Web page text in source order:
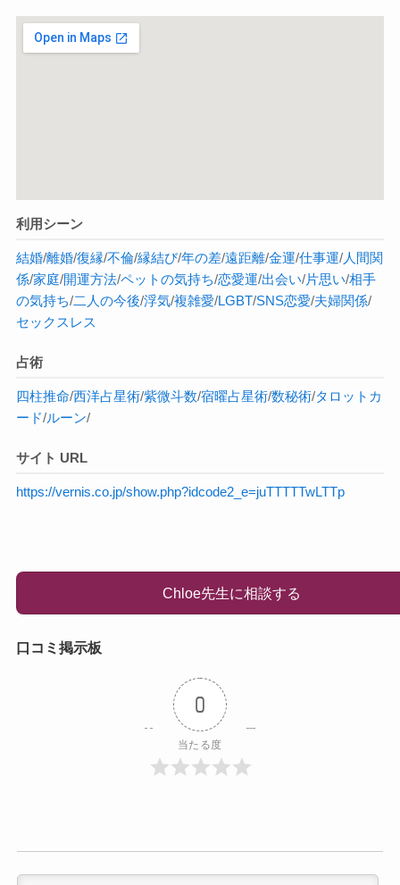
利用シーン
結婚/離婚/復縁/不倫/縁結び/年の差/遠距離/金運/仕事運/人間関
係/家庭/開運方法/ペットの気持ち/恋愛運/出会い/片思い/相手
の気持ち/二人の今後/浮気/複雑愛/LGBT/SNS恋愛/夫婦関係/
セックスレス
占術
四柱推命/西洋占星術/紫微斗数/宿曜占星術/数秘術/タロットカ
ード/ルーン/
サイト URL
https://vernis.co.jp/show.php?idcode2_e=juTTTTTwLTTp
Chloe先生に相談する
口コミ掲示板
0
当たる度